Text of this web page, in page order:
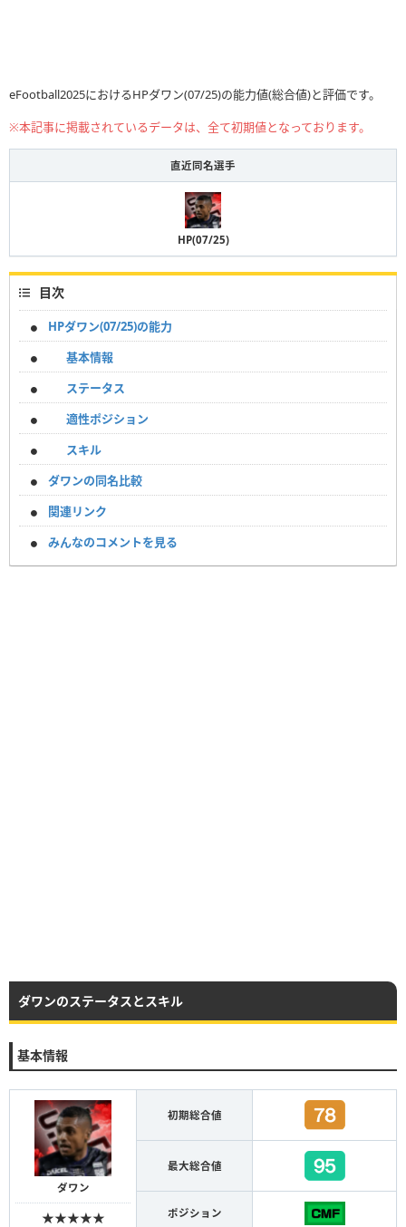
eFootball2025におけるHPダワン(07/25)の能力値(総合値)と評価です。
※本記事に掲載されているデータは、全て初期値となっております。
直近同名選手
HP(07/25)
目次
HPダワン(07/25)の能力
基本情報
ステータス
適性ポジション
スキル
ダワンの同名比較
関連リンク
みんなのコメントを見る
ダワンのステータスとスキル
基本情報
ダワン
★★★★★
初期総合値
最大総合値
ポジション